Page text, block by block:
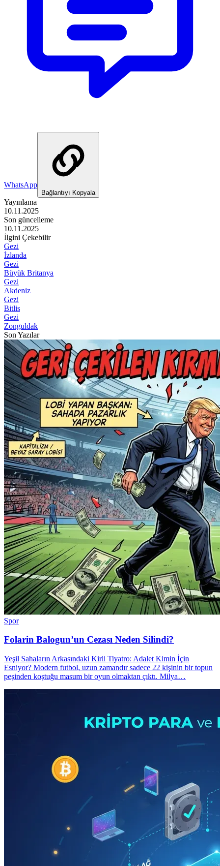
WhatsApp
Bağlantıyı Kopyala
Yayınlama
10.11.2025
Son güncelleme
10.11.2025
İlgini Çekebilir
Gezi
İzlanda
Gezi
Büyük Britanya
Gezi
Akdeniz
Gezi
Bitlis
Gezi
Zonguldak
Son Yazılar
Spor
Folarin Balogun’un Cezası Neden Silindi?
Yeşil Sahaların Arkasındaki Kirli Tiyatro: Adalet Kimin İçin
Esniyor? Modern futbol, uzun zamandır sadece 22 kişinin bir topun
peşinden koştuğu masum bir oyun olmaktan çıktı. Milya…